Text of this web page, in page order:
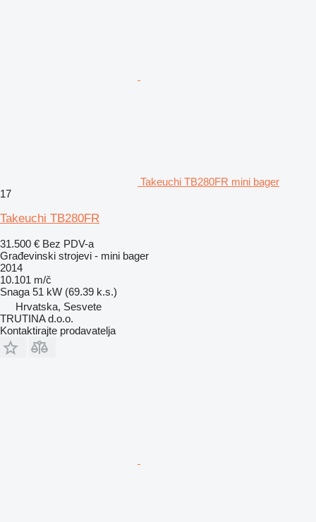
Takeuchi TB280FR mini bager
17
Takeuchi TB280FR
31.500 € Bez PDV-a
Građevinski strojevi - mini bager
2014
10.101 m/č
Snaga 51 kW (69.39 k.s.)
Hrvatska, Sesvete
TRUTINA d.o.o.
Kontaktirajte prodavatelja